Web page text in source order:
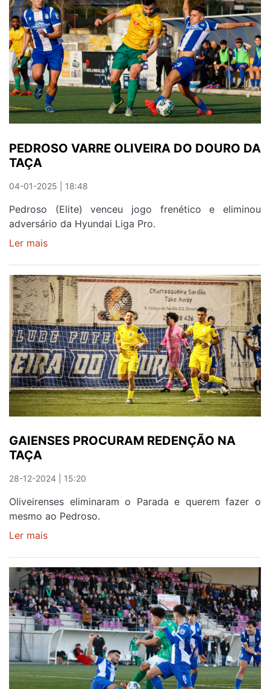
DO
DOURO
REENTRAM
NOS
EIXOS
PEDROSO VARRE OLIVEIRA DO DOURO DA
TAÇA
04-01-2025 | 18:48
Pedroso (Elite) venceu jogo frenético e eliminou
adversário da Hyundai Liga Pro.
Ler mais
OLIVEIRA
DO
DOURO
DA
TAÇA
GAIENSES PROCURAM REDENÇÃO NA
TAÇA
28-12-2024 | 15:20
Oliveirenses eliminaram o Parada e querem fazer o
mesmo ao Pedroso.
Ler mais
PROCURAM
REDENÇÃO
NA
TAÇA